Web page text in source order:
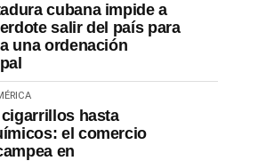
cubana impide a
salir del país para
una ordenación
cigarrillos hasta
el comercio
en